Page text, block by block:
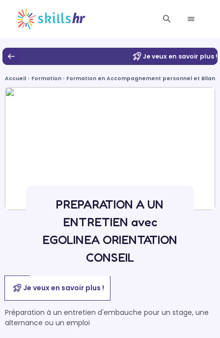
Je veux en savoir plus !
Accueil Formation Formation en Accompagnement personnel et Bilan
PREPARATION A UN
ENTRETIEN avec
EGOLINEA ORIENTATION
CONSEIL
Je veux en savoir plus !
Préparation à un entretien d'embauche pour un stage, une
alternance ou un emploi